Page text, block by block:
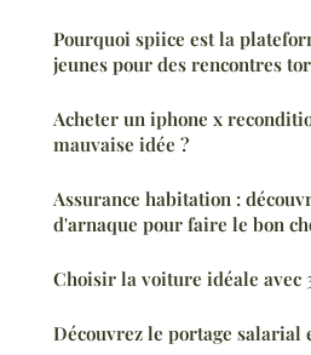
Pourquoi spiice est la
jeunes pour des rencontres
Acheter un iphone x
mauvaise idée ?
Assurance habitation :
d'arnaque pour faire le bon
Choisir la voiture idéale avec
Découvrez le portage salarial